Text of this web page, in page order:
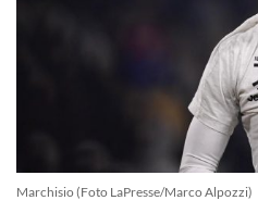
Marchisio (Foto LaPresse/Marco Alpozzi)